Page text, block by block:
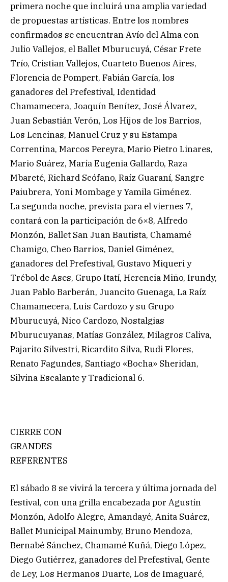
primera noche que incluirá una amplia variedad
de propuestas artísticas. Entre los nombres
confirmados se encuentran Avío del Alma con
Julio Vallejos, el Ballet Mburucuyá, César Frete
Trío, Cristian Vallejos, Cuarteto Buenos Aires,
Florencia de Pompert, Fabián García, los
ganadores del Prefestival, Identidad
Chamamecera, Joaquín Benítez, José Álvarez,
Juan Sebastián Verón, Los Hijos de los Barrios,
Los Lencinas, Manuel Cruz y su Estampa
Correntina, Marcos Pereyra, Mario Pietro Linares,
Mario Suárez, María Eugenia Gallardo, Raza
Mbareté, Richard Scófano, Raíz Guaraní, Sangre
Paiubrera, Yoni Mombage y Yamila Giménez.
La segunda noche, prevista para el viernes 7,
contará con la participación de 6×8, Alfredo
Monzón, Ballet San Juan Bautista, Chamamé
Chamigo, Cheo Barrios, Daniel Giménez,
ganadores del Prefestival, Gustavo Miqueri y
Trébol de Ases, Grupo Itatí, Herencia Miño, Irundy,
Juan Pablo Barberán, Juancito Guenaga, La Raíz
Chamamecera, Luis Cardozo y su Grupo
Mburucuyá, Nico Cardozo, Nostalgias
Mburucuyanas, Matías González, Milagros Caliva,
Pajarito Silvestri, Ricardito Silva, Rudi Flores,
Renato Fagundes, Santiago «Bocha» Sheridan,
Silvina Escalante y Tradicional 6.
CIERRE CON
GRANDES
REFERENTES
El sábado 8 se vivirá la tercera y última jornada del
festival, con una grilla encabezada por Agustín
Monzón, Adolfo Alegre, Amandayé, Anita Suárez,
Ballet Municipal Mainumby, Bruno Mendoza,
Bernabé Sánchez, Chamamé Kuñá, Diego López,
Diego Gutiérrez, ganadores del Prefestival, Gente
de Ley, Los Hermanos Duarte, Los de Imaguaré,